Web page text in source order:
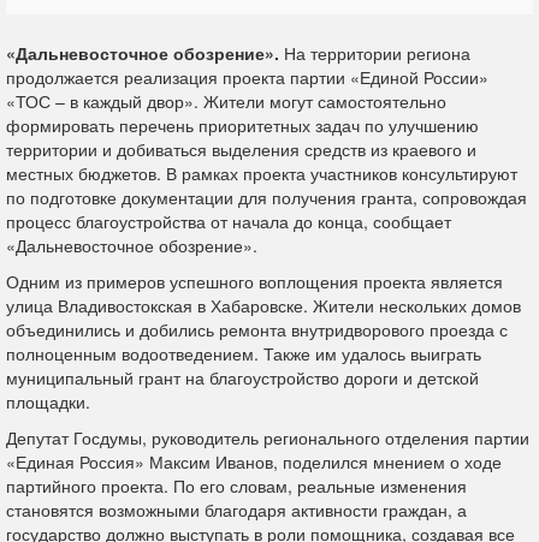
«Дальневосточное обозрение». На территории региона
продолжается реализация проекта партии «Единой России»
«ТОС – в каждый двор». Жители могут самостоятельно
формировать перечень приоритетных задач по улучшению
территории и добиваться выделения средств из краевого и
местных бюджетов. В рамках проекта участников консультируют
по подготовке документации для получения гранта, сопровождая
процесс благоустройства от начала до конца, сообщает
«Дальневосточное обозрение».
Одним из примеров успешного воплощения проекта является
улица Владивостокская в Хабаровске. Жители нескольких домов
объединились и добились ремонта внутридворового проезда с
полноценным водоотведением. Также им удалось выиграть
муниципальный грант на благоустройство дороги и детской
площадки.
Депутат Госдумы, руководитель регионального отделения партии
«Единая Россия» Максим Иванов, поделился мнением о ходе
партийного проекта. По его словам, реальные изменения
становятся возможными благодаря активности граждан, а
государство должно выступать в роли помощника, создавая все